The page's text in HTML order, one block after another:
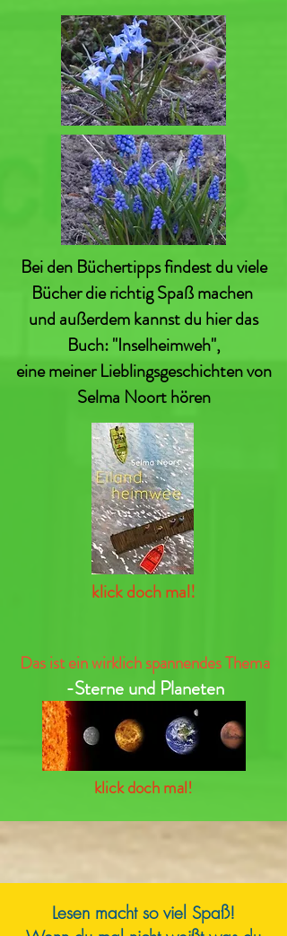
Bei den Büchertipps findest du viele
Bücher die richtig Spaß machen
und außerdem kannst du hier das
Buch: "Inselheimweh",
eine meiner Lieblingsgeschichten von
Selma Noort hören
klick doch mal!
Das ist ein wirklich spannendes Thema
-Sterne und Planeten
klick doch mal!
Lesen macht so viel Spaß!